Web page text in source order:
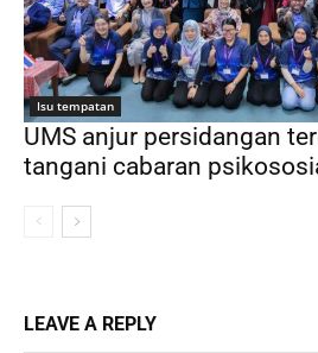
Isu tempatan
UMS anjur persidangan
tangani cabaran
LEAVE A REPLY